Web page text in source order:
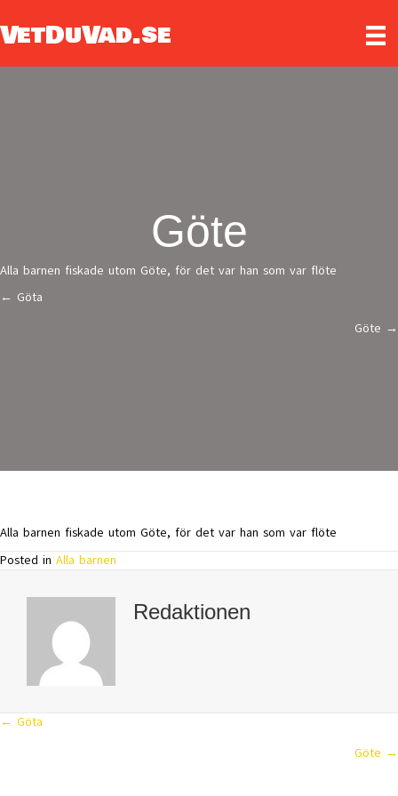
VetDuVad.se
Göte
Alla barnen fiskade utom Göte, för det var han som var flöte
Posts
← Göta
Göte →
Alla barnen fiskade utom Göte, för det var han som var flöte
Posted in Alla barnen
Redaktionen
Posts
← Göta
Göte →